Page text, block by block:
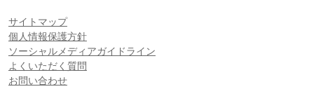
サイトマップ
個人情報保護方針
ソーシャルメディアガイドライン
よくいただく質問
お問い合わせ